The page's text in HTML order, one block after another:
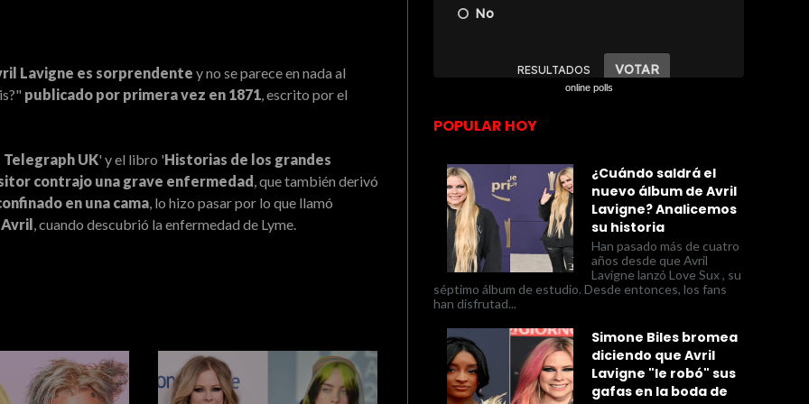
Lavigne es sorprendente y no se parece en nada al
publicado por primera vez en 1871, escrito por el
Telegraph UK' y el libro 'Historias de los grandes
contrajo una grave enfermedad , que también derivó
en una cama, lo hizo pasar por lo que llamó
, cuando descubrió la enfermedad de Lyme.
online polls
POPULAR HOY
¿Cuándo saldrá el
nuevo álbum de Avril
Lavigne? Analicemos
su historia
Han pasado más de cuatro
años desde que Avril
Lavigne lanzó Love Sux , su
séptimo álbum de estudio. Desde entonces, los fans
han disfrutad...
Simone Biles bromea
diciendo que Avril
Lavigne "le robó" sus
gafas en la boda de